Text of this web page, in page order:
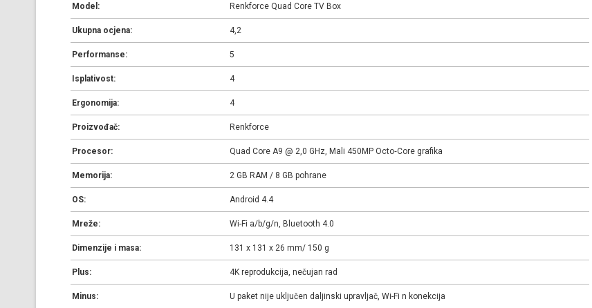
Model: Renkforce Quad Core TV Box
Ukupna ocjena: 4,2
Performanse: 5
Isplativost: 4
Ergonomija: 4
Proizvođač: Renkforce
Procesor: Quad Core A9 @ 2,0 GHz, Mali 450MP Octo‑Core grafika
Memorija: 2 GB RAM / 8 GB pohrane
OS: Android 4.4
Mreže: Wi-Fi a/b/g/n, Bluetooth 4.0
Dimenzije i masa: 131 x 131 x 26 mm/ 150 g
Plus: 4K reprodukcija, nečujan rad
Minus: U paket nije uključen daljinski upravljač, Wi-Fi n konekcija